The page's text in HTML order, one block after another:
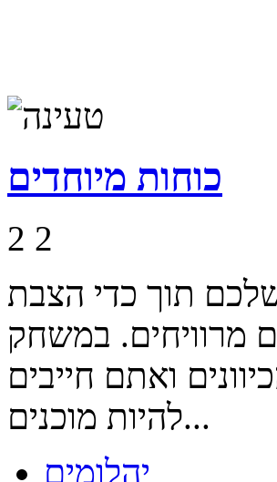
כוחות מיוחדים
2 2
תוך כדי הצבת
מרוויחים. במשחק
ואתם חייבים
להיות מוכנים...
יהלומים